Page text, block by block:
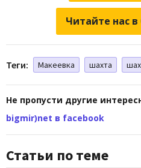
Читайте нас
Теги: Макеевка шахта
Не пропусти другие
bigmir)net в facebook
Статьи по теме